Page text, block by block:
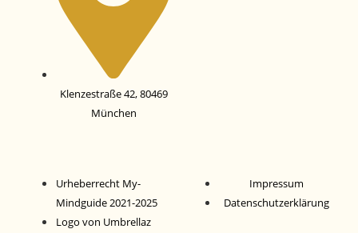
Klenzestraße 42, 80469
München
Urheberrecht My-
Mindguide 2021-2025
Logo von Umbrellaz
Impressum
Datenschutz­erklärung